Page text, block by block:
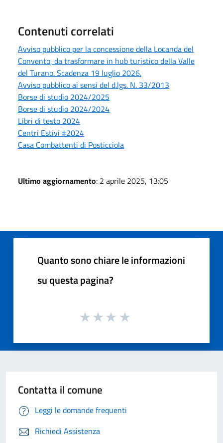
Contenuti correlati
Avviso pubblico per la concessione della Locanda del
Convento, da trasformare in hub turistico della Valle
del Turano. Scadenza 19 luglio 2026.
Avviso pubblico ai sensi del d.lgs. N. 33/2013
Borse di studio 2024/2025
Borse di studio 2024/2024
Libri di testo 2024
Centri Estivi #2024
Casa Combattenti di Posticciola
Ultimo aggiornamento: 2 aprile 2025, 13:05
Quanto sono chiare le informazioni
su questa pagina?
Contatta il comune
Leggi le domande frequenti
Richiedi Assistenza